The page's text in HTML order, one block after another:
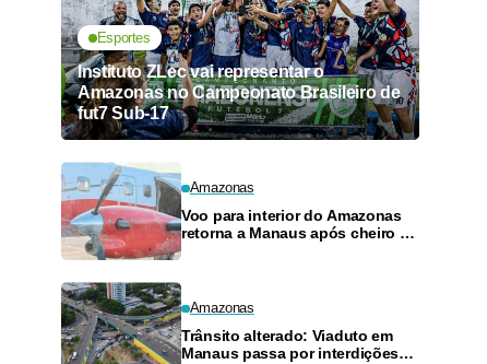
Esportes
Instituto ZLec vai representar o
Amazonas no Campeonato Brasileiro de
fut7 Sub-17
Amazonas
Voo para interior do Amazonas
retorna a Manaus após cheiro de
Amazonas
Trânsito alterado: Viaduto em
Manaus passa por interdições